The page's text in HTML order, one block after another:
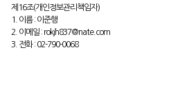
제16조(개인정보관리책임자)
1. 이름 : 이준행
2. 이메일 : rokjh837@nate.com
3. 전화 : 02-790-0068